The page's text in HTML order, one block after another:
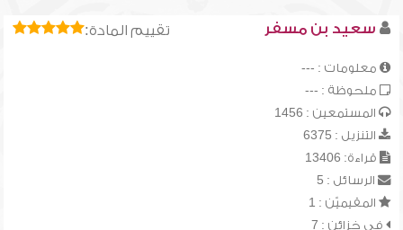
تقييم المادة: سعيد بن مسفر
معلومات : ---
ملحوظة : ---
المستمعين : 1456
التنزيل : 6375
قراءة: 13406
الرسائل : 5
المقيميّن : 1
في خزائن : 7